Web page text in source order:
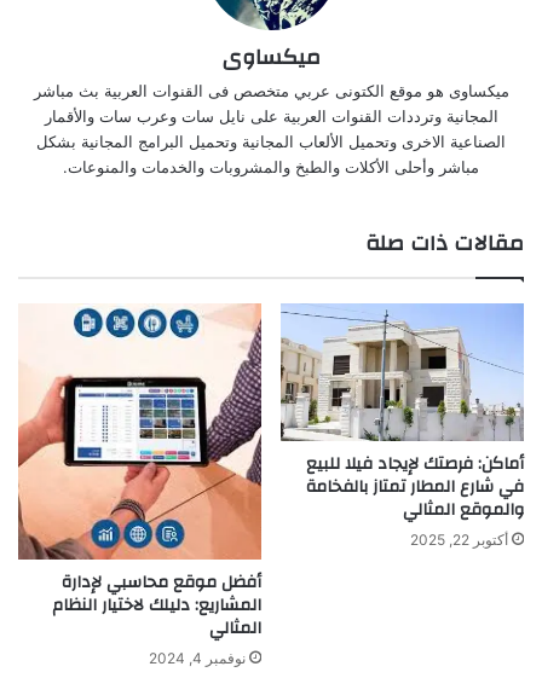
ميكساوى
ميكساوى هو موقع الكتونى عربي متخصص فى القنوات العربية بث مباشر
المجانية وترددات القنوات العربية على نايل سات وعرب سات والأقمار
الصناعية الاخرى وتحميل الألعاب المجانية وتحميل البرامج المجانية بشكل
مباشر وأحلى الأكلات والطبخ والمشروبات والخدمات والمنوعات.
مقالات ذات صلة
أماكن: فرصتك لإيجاد فيلا للبيع
في شارع المطار تمتاز بالفخامة
والموقع المثالي
أكتوبر 22, 2025
أفضل موقع محاسبي لإدارة
المشاريع: دليلك لاختيار النظام
المثالي
نوفمبر 4, 2024